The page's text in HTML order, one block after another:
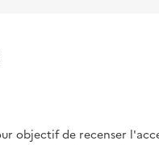
objectif de recenser